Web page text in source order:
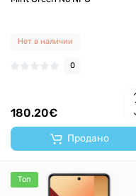
Нет в наличии
0
180.20€
Продано
Топ